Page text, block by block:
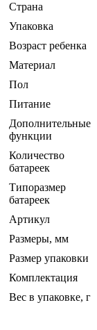
Страна
Упаковка
Возраст ребенка
Материал
Пол
Питание
Дополнительные
функции
Количество
батареек
Типоразмер
батареек
Артикул
Размеры, мм
Размер упаковки
Комплектация
Вес в упаковке, г